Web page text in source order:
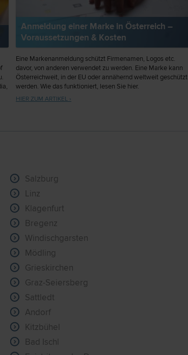
Anmeldung einer Marke in Österreich –
Voraussetzungen & Kosten
Eine Markenanmeldung schützt Firmenamen, Logos etc.
davor, von anderen verwendet zu werden. Eine Marke kann
Österreichweit, in der EU oder annähernd weltweit geschützt
werden. Wie das funktioniert, lesen Sie hier.
HIER ZUM ARTIKEL ›
Salzburg
Linz
Klagenfurt
Bregenz
Windischgarsten
Mödling
Grieskirchen
Graz-Seiersberg
Sattledt
Andorf
Kitzbühel
Bad Ischl